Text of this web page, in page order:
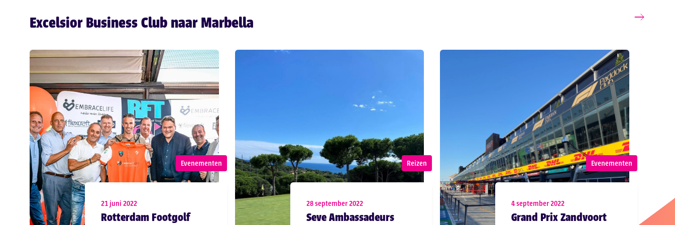
Excelsior Business Club naar Marbella
Evenementen
21 juni 2022
Rotterdam Footgolf
Reizen
28 september 2022
Seve Ambassadeurs
Evenementen
4 september 2022
Grand Prix Zandvoort